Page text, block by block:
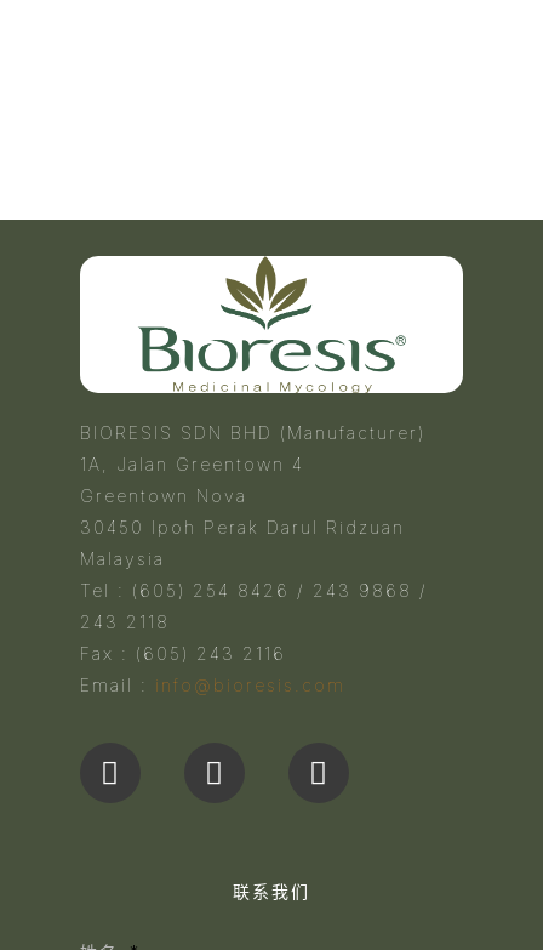
BIORESIS SDN BHD (Manufacturer)
1A, Jalan Greentown 4
Greentown Nova
30450 Ipoh Perak Darul Ridzuan
Malaysia
Tel : (605) 254 8426 / 243 9868 /
243 2118
Fax : (605) 243 2116
Email : info@bioresis.com
联系我们